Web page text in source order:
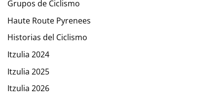
Grupos de Ciclismo
Haute Route Pyrenees
Historias del Ciclismo
Itzulia 2024
Itzulia 2025
Itzulia 2026